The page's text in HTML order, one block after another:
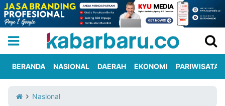
Iklan
Berita
Kami
BERANDA NASIONAL DAERAH EKONOMI PARIWISATA
Nasional